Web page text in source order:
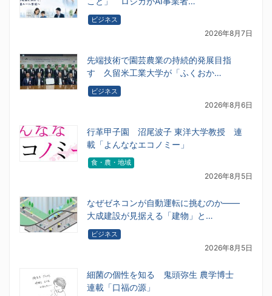
ビジネス
2026年8月7日
先端技術で園芸農業の持続的発展目指
す 久留米工業大学が「ふくおか…
ビジネス
2026年8月6日
行革甲子園 沼尾波子 東洋大学教授 連
載「よんななエコノミー」
食・農・地域
2026年8月5日
なぜゼネコンが自動運転に挑むのか――
大成建設が見据える「建物」と…
ビジネス
2026年8月5日
細菌の個性を知る 鬼頭弥生 農学博士
連載「口福の源」